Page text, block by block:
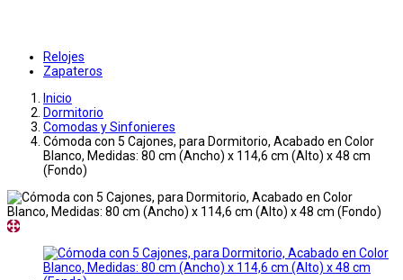
Relojes
Zapateros
Inicio
Dormitorio
Comodas y Sinfonieres
Cómoda con 5 Cajones, para Dormitorio, Acabado en Color
Blanco, Medidas: 80 cm (Ancho) x 114,6 cm (Alto) x 48 cm
(Fondo)